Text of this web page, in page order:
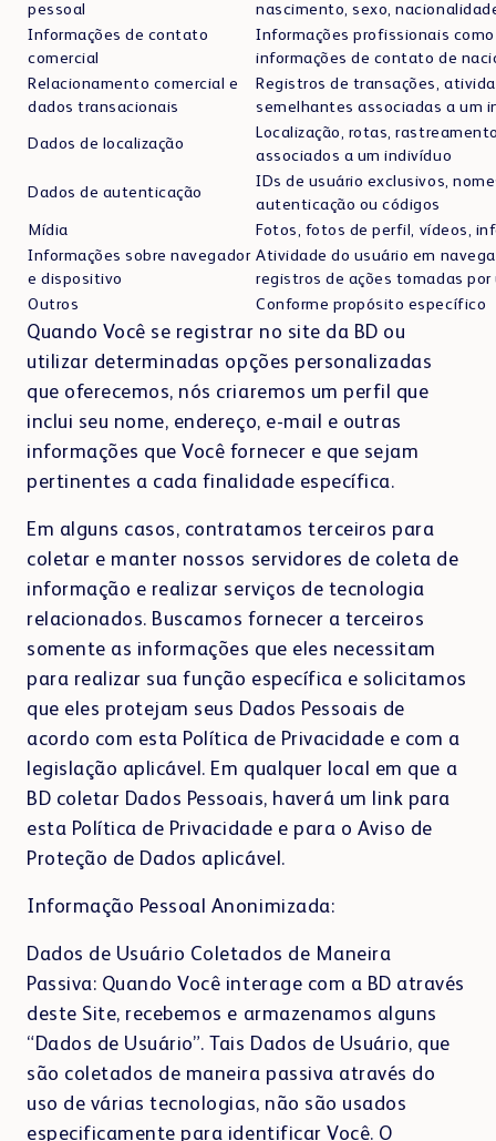
pessoal
nascimento, sexo,
Informações de contato
comercial
Informações profissionais
informações de contato de
Relacionamento comercial e
dados transacionais
Registros de transações,
semelhantes associadas a um
Dados de localização
Localização, rotas,
associados a um indivíduo
Dados de autenticação
IDs de usuário exclusivos,
autenticação ou códigos
Mídia
Fotos, fotos de perfil, vídeos,
Informações sobre navegador
e dispositivo
Atividade do usuário em
registros de ações tomadas por
Outros
Conforme propósito específico
Quando Você se registrar no site da BD ou
utilizar determinadas opções personalizadas
que oferecemos, nós criaremos um perfil que
inclui seu nome, endereço, e-mail e outras
informações que Você fornecer e que sejam
pertinentes a cada finalidade específica.
Em alguns casos, contratamos terceiros para
coletar e manter nossos servidores de coleta de
informação e realizar serviços de tecnologia
relacionados. Buscamos fornecer a terceiros
somente as informações que eles necessitam
para realizar sua função específica e solicitamos
que eles protejam seus Dados Pessoais de
acordo com esta Política de Privacidade e com a
legislação aplicável. Em qualquer local em que a
BD coletar Dados Pessoais, haverá um link para
esta Política de Privacidade e para o Aviso de
Proteção de Dados aplicável.
Informação Pessoal Anonimizada:
Dados de Usuário Coletados de Maneira
Passiva: Quando Você interage com a BD através
deste Site, recebemos e armazenamos alguns
“Dados de Usuário”. Tais Dados de Usuário, que
são coletados de maneira passiva através do
uso de várias tecnologias, não são usados
especificamente para identificar Você. O